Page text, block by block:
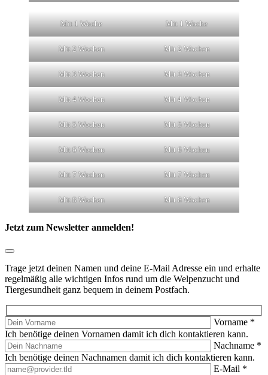
Mit 1 Woche Mit 1 Woche
Mit 2 Wochen Mit 2 Wochen
Mit 3 Wochen Mit 3 Wochen
Mit 4 Wochen Mit 4 Wochen
Mit 5 Wochen Mit 5 Wochen
Mit 6 Wochen Mit 6 Wochen
Mit 7 Wochen Mit 7 Wochen
Mit 8 Wochen Mit 8 Wochen
Jetzt zum Newsletter anmelden!
Trage jetzt deinen Namen und deine E-Mail Adresse ein und erhalte
regelmäßig alle wichtigen Infos rund um die Welpenzucht und
Tiergesundheit ganz bequem in deinem Postfach.
Vorname *
Ich benötige deinen Vornamen damit ich dich kontaktieren kann.
Nachname *
Ich benötige deinen Nachnamen damit ich dich kontaktieren kann.
E-Mail *